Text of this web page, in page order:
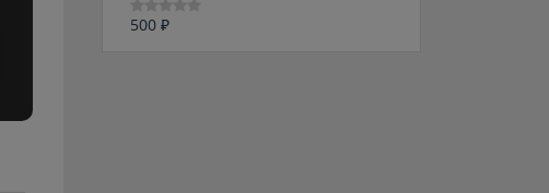
Оценка
500 ₽